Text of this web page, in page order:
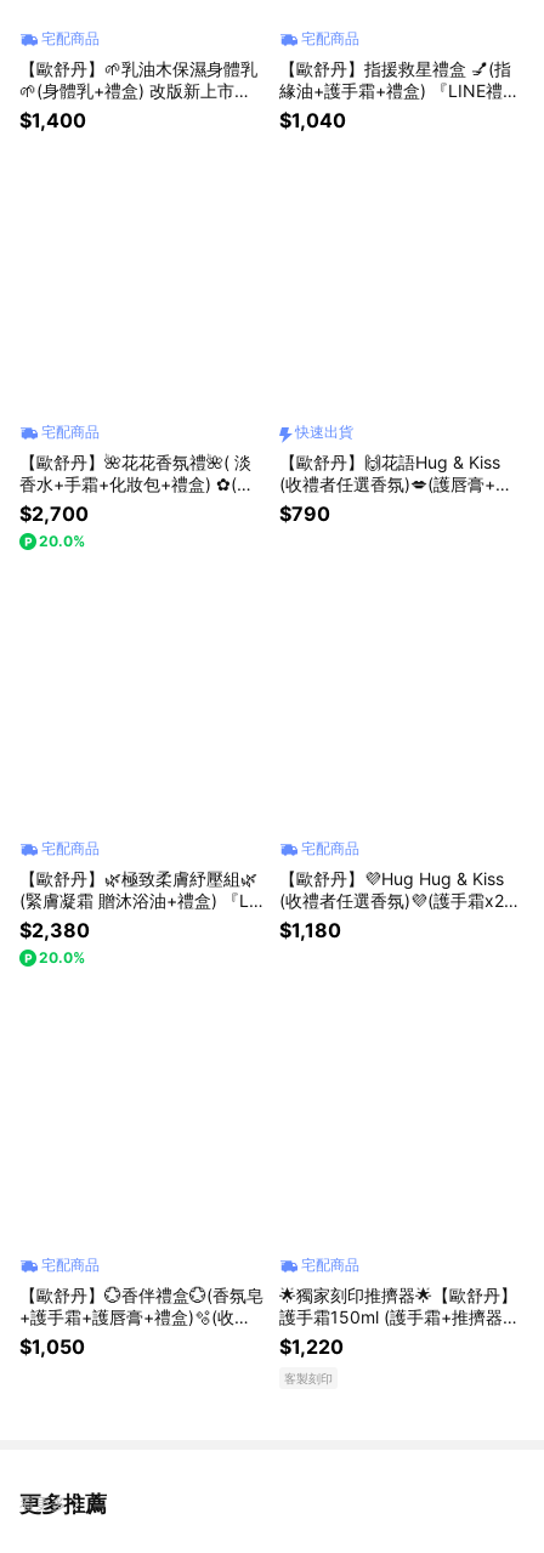
宅配商品
【歐舒丹】🌱乳油木保濕身體乳
🌱(身體乳+禮盒) 改版新上市🎁
人氣送禮首選
$1,400
宅配商品
【歐舒丹】指援救星禮盒 💅(指
緣油+護手霜+禮盒) 『LINE禮物
獨家組合』
$1,040
宅配商品
【歐舒丹】🌺花花香氛禮🌺( 淡
香水+手霜+化妝包+禮盒) ✿(收
禮者任選香氛) 櫻花🌸 橙花🏵️ 玫
瑰🌹『LINE禮物獨家組合』
$2,700
20.0%
快速出貨
【歐舒丹】🙌花語Hug & Kiss
(收禮者任選香氛)💋(護唇膏+護
手霜+禮盒)『LINE禮物獨家組
合』[快速出貨]
$790
宅配商品
【歐舒丹】🌿極致柔膚紓壓組🌿
(緊膚凝霜 贈沐浴油+禮盒) 『LI
NE禮物獨家組合』
$2,380
20.0%
宅配商品
【歐舒丹】💜Hug Hug & Kiss
(收禮者任選香氛)💜(護手霜x2
+護唇膏+禮盒) 白薰衣草 櫻花
玫瑰 乳油木『LINE禮物獨家組
$1,180
宅配商品
【歐舒丹】💮香伴禮盒💮(香氛皂
+護手霜+護唇膏+禮盒)🫧(收禮
者任選香氛)『LINE禮物獨家組
合』
$1,050
宅配商品
🌟獨家刻印推擠器🌟【歐舒丹】
護手霜150ml (護手霜+推擠器
+禮盒) 限定客製組🎁『LINE禮
物獨家組合』
$1,220
客製刻印
更多推薦
看更多